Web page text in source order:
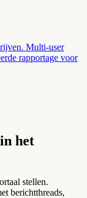
Multi-user
rapportage voor
het
stellen.
berichtthreads,